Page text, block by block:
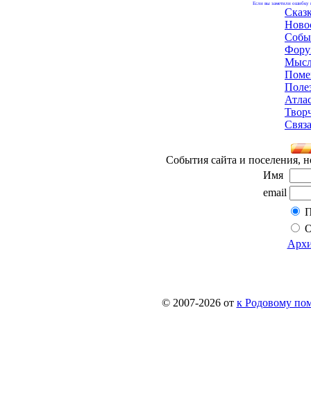
Если вы заметили ошибку
События сайта и поселения,
Имя
email
© 2007-2026 от к Родовому